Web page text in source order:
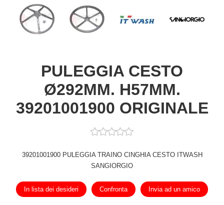
PULEGGIA CESTO
Ø292MM. H57MM.
39201001900 ORIGINALE
39201001900 PULEGGIA TRAINO CINGHIA CESTO ITWASH
SANGIORGIO
In lista dei desideri Confronta Invia ad un amico